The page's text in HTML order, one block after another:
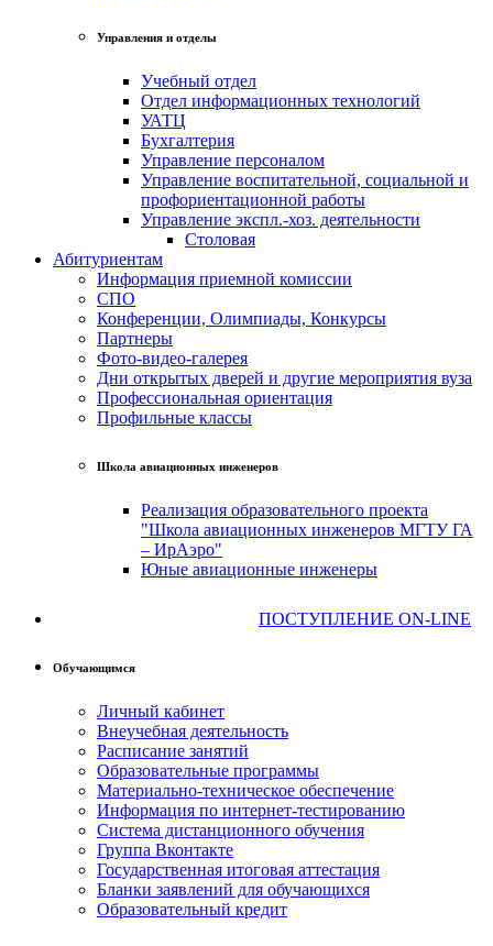
Управления и отделы
Учебный отдел
Отдел информационных технологий
УАТЦ
Бухгалтерия
Управление персоналом
Управление воспитательной, социальной и
профориентационной работы
Управление экспл.-хоз. деятельности
Столовая
Абитуриентам
Информация приемной комиссии
СПО
Конференции, Олимпиады, Конкурсы
Партнеры
Фото-видео-галерея
Дни открытых дверей и другие мероприятия вуза
Профессиональная ориентация
Профильные классы
Школа авиационных инженеров
Реализация образовательного проекта
"Школа авиационных инженеров МГТУ ГА
– ИрАэро"
Юные авиационные инженеры
ПОСТУПЛЕНИЕ ON-LINE
Обучающимся
Личный кабинет
Внеучебная деятельность
Расписание занятий
Образовательные программы
Материально-техническое обеспечение
Информация по интернет-тестированию
Система дистанционного обучения
Группа Вконтакте
Государственная итоговая аттестация
Бланки заявлений для обучающихся
Образовательный кредит